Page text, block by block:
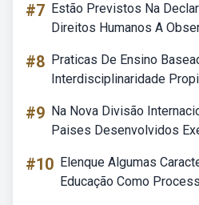
#7 Estão Previstos Na
Direitos Humanos A
#8 Praticas De Ensino
Interdisciplinaridade
#9 Na Nova Divisão
Paises Desenvolvidos
#10 Elenque Algumas
Educação Como